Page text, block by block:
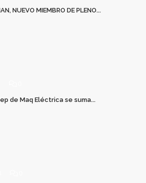
NUEVO MIEMBRO DE PLENO...
de Maq Eléctrica se suma...